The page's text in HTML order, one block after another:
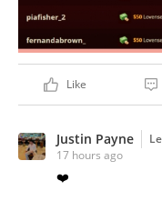
Like
Justin Payne
17 hours ago
❤️